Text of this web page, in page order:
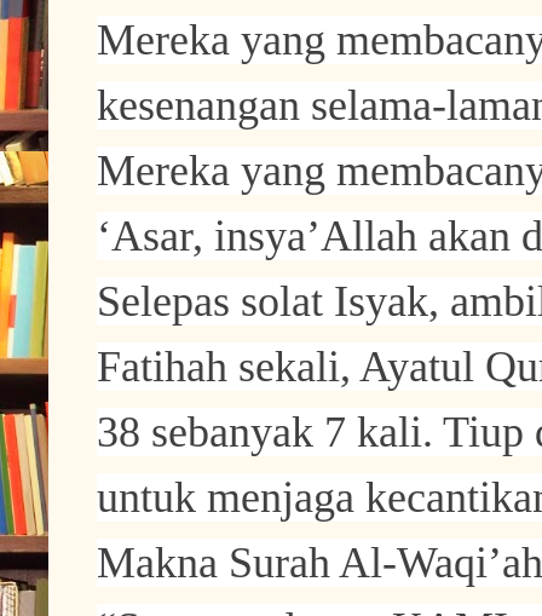
Mereka yang
kesenangan selama-
Mereka yang
‘Asar, insya’Allah akan
Selepas solat Isyak,
Fatihah sekali, Ayatul
38 sebanyak 7 kali.
untuk menjaga
Makna Surah Al-